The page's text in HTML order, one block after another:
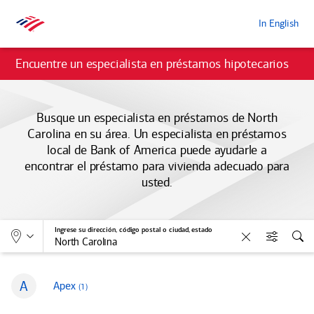
In English
Encuentre un especialista en préstamos hipotecarios
Busque un especialista en préstamos de North
Carolina en su área. Un especialista en préstamos
local de Bank of America puede ayudarle a
encontrar el préstamo para vivienda adecuado para
usted.
Permite seleccionar el tipo de búsqueda:
UbicaciónIngrese su dirección, código postal o ciudad, estado
BorrarFiltros
Ciudades que comienzan con
A Apex (1 agentes de crédito hipotecario
)